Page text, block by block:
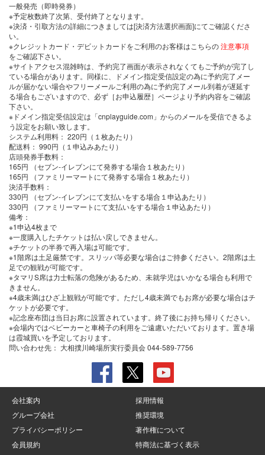
一般発売（即時発券）
※予定枚数終了次第、受付終了となります。
※決済・引取方法の詳細につきましては[決済方法選択画面]にてご確認くださ
い。
※クレジットカード・デビットカードをご利用のお客様はこちらの注意事項
をご確認下さい。
※サイトアクセス混雑時は、予約完了画面が表示されなくてもご予約が完了し
ている場合があります。同様に、ドメイン指定受信設定の為に予約完了メー
ルが届かない場合やフリーメールご利用の為に予約完了メール到着が遅延す
る場合もございますので、必ず［お申込履歴］ページより予約内容をご確認
下さい。
※ドメイン指定受信設定は「cnplayguide.com」からのメールを受信できるよ
う設定をお願い致します。
システム利用料： 220円（１枚あたり）
配送料： 990円（１申込みあたり）
店頭発券手数料 ：
165円 （セブン-イレブンにて発券する場合１枚あたり）
165円 （ファミリーマートにて発券する場合１枚あたり）
決済手数料 ：
330円 （セブン-イレブンにて支払いをする場合１申込あたり）
330円 （ファミリーマートにて支払いをする場合１申込あたり）
備考：
※1申込4枚まで
※一度購入したチケットは払い戻しできません。
※チケットの半券で再入場は可能です。
※1階席は土足厳禁です。スリッパ等必要な場合はご持参ください。2階席は土
足での観戦が可能です。
※タマリS席は力士転落の危険があるため、未就学児はいかなる場合も利用で
きません。
※4歳未満はひざ上観戦が可能です。ただし4歳未満でもお席が必要な場合はチ
ケットが必要です。
※記念座布団は当日お席に設置されています。終了後にお持ち帰りください。
※会場内ではベビーカーと車椅子の利用をご遠慮いただいております。置き場
は霞城買いを予定しております。
問い合わせ先： 大相撲川崎場所実行委員会 044-589-7756
会社案内
採用情報
グループ会社
推奨環境
プライバシーポリシー
著作権について
会員規約
特商法に基づく表示